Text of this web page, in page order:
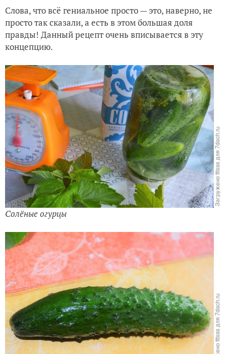
Слова, что всё гениальное просто — это, наверно, не
просто так сказали, а есть в этом большая доля
правды! Данный рецепт очень вписывается в эту
концепцию.
Солёные огурцы